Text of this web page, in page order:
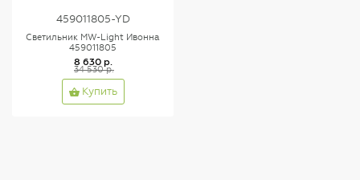
459011805-YD
Светильник MW-Light Ивонна
459011805
8 630 р.
34 530 р.
Купить